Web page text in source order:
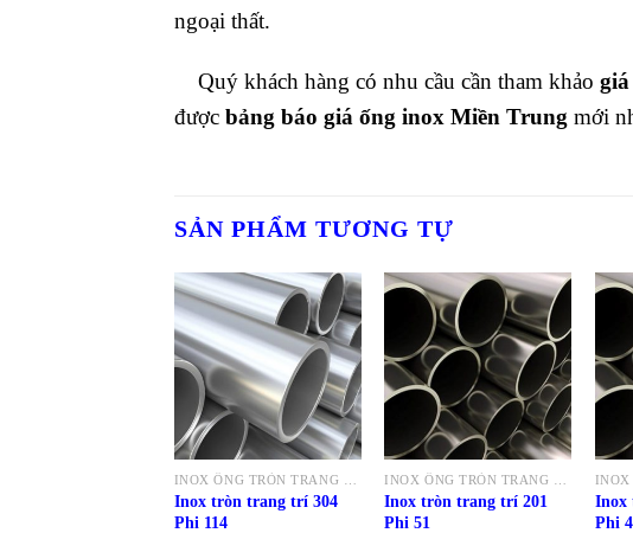
ngoại thất.
Quý khách hàng có nhu cầu cần tham khảo
được bảng báo giá ống inox Miền Trung mới
SẢN PHẨM TƯƠNG TỰ
Inox tròn trang trí 304
Phi 114
Inox tròn trang trí 201
Phi 51
Inox
Phi